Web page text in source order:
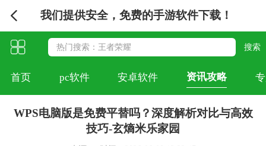
我们提供安全，免费的手游软件下载！
首页 pc软件 安卓软件 资讯攻略
WPS电脑版是免费平替吗？深度解析对比与高效
技巧-玄熵米乐家园